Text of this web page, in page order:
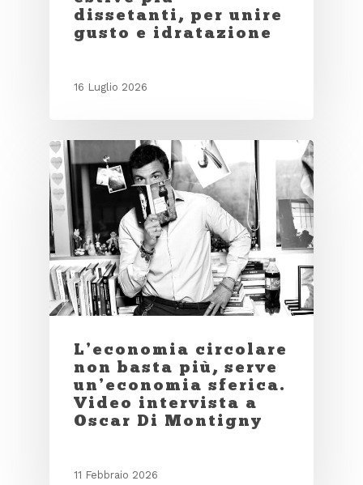
dissetanti, per unire
gusto e idratazione
16 Luglio 2026
L’economia circolare
non basta più, serve
un’economia sferica.
Video intervista a
Oscar Di Montigny
11 Febbraio 2026